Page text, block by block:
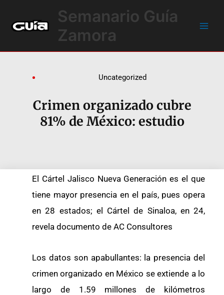
contenido
Semanario Guía
Zamora
Uncategorized
Crimen organizado cubre
81% de México: estudio
El Cártel Jalisco Nueva Generación es el que
tiene mayor presencia en el país, pues opera
en 28 estados; el Cártel de Sinaloa, en 24,
revela documento de AC Consultores
Los datos son apabullantes: la presencia del
crimen organizado en México se extiende a lo
largo de 1.59 millones de kilómetros